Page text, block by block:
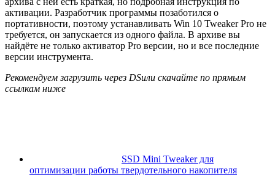
активации. Разработчик программы позаботился о
портативности, поэтому устанавливать Win 10 Tweaker Pro не
требуется, он запускается из одного файла. В архиве вы
найдёте не только активатор Pro версии, но и все последние
версии инструмента.
Рекомендуем загрузить через DSили скачайте по прямым
ссылкам ниже
SSD Mini Tweaker для
оптимизации работы твердотельного накопителя